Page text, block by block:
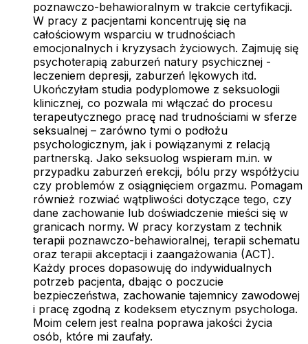
poznawczo-behawioralnym w trakcie certyfikacji.
W pracy z pacjentami koncentruję się na
całościowym wsparciu w trudnościach
emocjonalnych i kryzysach życiowych. Zajmuję się
psychoterapią zaburzeń natury psychicznej -
leczeniem depresji, zaburzeń lękowych itd.
Ukończyłam studia podyplomowe z seksuologii
klinicznej, co pozwala mi włączać do procesu
terapeutycznego pracę nad trudnościami w sferze
seksualnej – zarówno tymi o podłożu
psychologicznym, jak i powiązanymi z relacją
partnerską. Jako seksuolog wspieram m.in. w
przypadku zaburzeń erekcji, bólu przy współżyciu
czy problemów z osiągnięciem orgazmu. Pomagam
również rozwiać wątpliwości dotyczące tego, czy
dane zachowanie lub doświadczenie mieści się w
granicach normy. W pracy korzystam z technik
terapii poznawczo-behawioralnej, terapii schematu
oraz terapii akceptacji i zaangażowania (ACT).
Każdy proces dopasowuję do indywidualnych
potrzeb pacjenta, dbając o poczucie
bezpieczeństwa, zachowanie tajemnicy zawodowej
i pracę zgodną z kodeksem etycznym psychologa.
Moim celem jest realna poprawa jakości życia
osób, które mi zaufały.